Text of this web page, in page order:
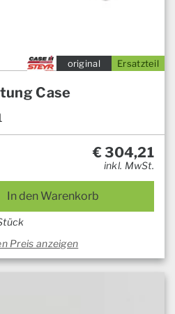
Ersatzteil
original
Case
€304,21
inkl. MwSt.
In den Warenkorb
Preis anzeigen